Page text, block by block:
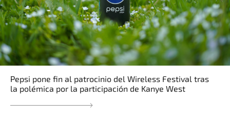
Pepsi pone fin al patrocinio del Wireless Festival tras
la polémica por la participación de Kanye West